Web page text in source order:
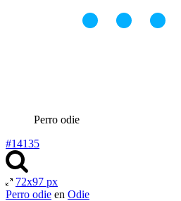
Perro odie
#14135
72x97 px
Perro odie en Odie